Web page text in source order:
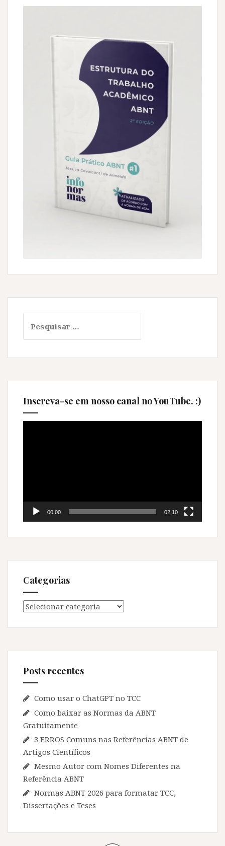
por:
Inscreva-se em nosso canal no YouTube. :)
00:00 02:10
Categorias
Categorias
Posts recentes
Como usar o ChatGPT no TCC
Como baixar as Normas da ABNT
Gratuitamente
3 ERROS Comuns nas Referências ABNT de
Artigos Científicos
Mesmo Autor com Nomes Diferentes na
Referência ABNT
Normas ABNT 2026 para formatar TCC,
Dissertações e Teses